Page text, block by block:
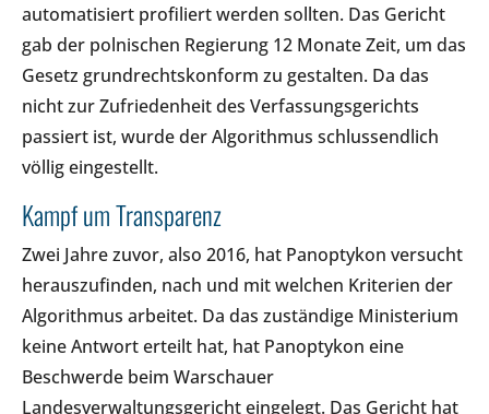
automatisiert profiliert werden sollten. Das Gericht
gab der polnischen Regierung 12 Monate Zeit, um das
Gesetz grundrechtskonform zu gestalten. Da das
nicht zur Zufriedenheit des Verfassungsgerichts
passiert ist, wurde der Algorithmus schlussendlich
völlig eingestellt.
Kampf um Transparenz
Zwei Jahre zuvor, also 2016, hat Panoptykon versucht
herauszufinden, nach und mit welchen Kriterien der
Algorithmus arbeitet. Da das zuständige Ministerium
keine Antwort erteilt hat, hat Panoptykon eine
Beschwerde beim Warschauer
Landesverwaltungsgericht eingelegt. Das Gericht hat